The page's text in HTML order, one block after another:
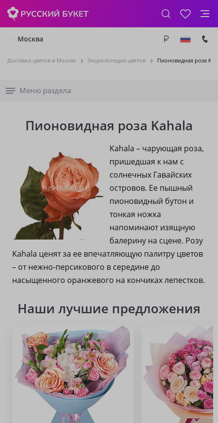
Москва
Доставка цветов в Москве Энциклопедия цветов Пионовидная роза
Меню раздела
Пионовидная роза Kahala
Kahala – чарующая роза,
пришедшая к нам с
солнечных Гавайских
островов. Ее пышный
пионовидный бутон и
тонкая ножка
напоминают изящную
балерину на сцене. Розу
Kahala ценят за ее впечатляющую палитру цветов
– от нежно-персикового в середине до
насыщенного оранжевого на кончиках лепестков.
Наши лучшие предложения